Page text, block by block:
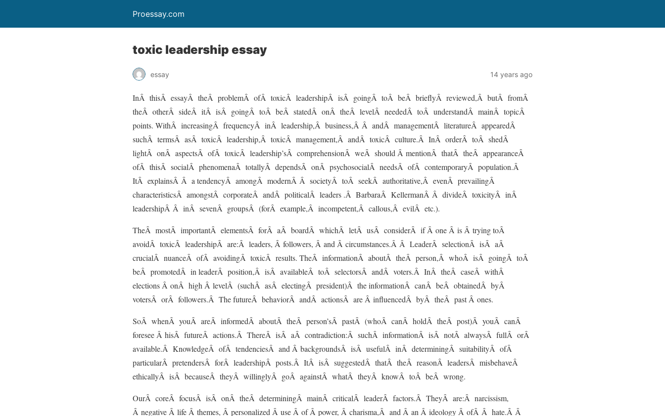
Proessay.com
toxic leadership essay
essay 14 years ago
InÂ thisÂ essayÂ theÂ problemÂ ofÂ toxicÂ leadershipÂ isÂ goingÂ toÂ beÂ brieflyÂ reviewed,Â butÂ fromÂ
theÂ otherÂ sideÂ itÂ isÂ goingÂ toÂ beÂ statedÂ onÂ theÂ levelÂ neededÂ toÂ understandÂ mainÂ topicÂ
points. WithÂ increasingÂ frequencyÂ inÂ leadership,Â business,Â Â andÂ managementÂ literatureÂ appearedÂ
suchÂ termsÂ asÂ toxicÂ leadership,Â toxicÂ management,Â andÂ toxicÂ culture.Â InÂ orderÂ toÂ shedÂ
lightÂ onÂ aspectsÂ ofÂ toxicÂ leadership’sÂ comprehensionÂ weÂ should Â mentionÂ thatÂ theÂ appearanceÂ
ofÂ thisÂ socialÂ phenomenaÂ totallyÂ dependsÂ onÂ psychosocialÂ needsÂ ofÂ contemporaryÂ population.Â
ItÂ explainsÂ Â a tendencyÂ amongÂ modernÂ Â societyÂ toÂ seekÂ authoritative,Â evenÂ prevailingÂ
characteristicsÂ amongstÂ corporateÂ andÂ politicalÂ leaders .Â BarbaraÂ KellermanÂ Â divideÂ toxicityÂ inÂ
leadershipÂ Â inÂ sevenÂ groupsÂ (forÂ example,Â incompetent,Â callous,Â evilÂ etc.).
TheÂ mostÂ importantÂ elementsÂ forÂ aÂ boardÂ whichÂ letÂ usÂ considerÂ if Â one Â is Â trying toÂ
avoidÂ toxicÂ leadershipÂ are:Â leaders, Â followers, Â and Â circumstances.Â Â LeaderÂ selectionÂ isÂ aÂ
crucialÂ nuanceÂ ofÂ avoidingÂ toxicÂ results. TheÂ informationÂ aboutÂ theÂ person,Â whoÂ isÂ goingÂ toÂ
beÂ promotedÂ in leaderÂ position,Â isÂ availableÂ toÂ selectorsÂ andÂ voters.Â InÂ theÂ caseÂ withÂ
elections Â onÂ high Â levelÂ (suchÂ asÂ electingÂ president)Â the informationÂ canÂ beÂ obtainedÂ byÂ
votersÂ orÂ followers.Â The futureÂ behaviorÂ andÂ actionsÂ are Â influencedÂ byÂ theÂ past Â ones.
SoÂ whenÂ youÂ areÂ informedÂ aboutÂ theÂ person’sÂ pastÂ (whoÂ canÂ holdÂ theÂ post)Â youÂ canÂ
foresee Â hisÂ futureÂ actions.Â ThereÂ isÂ aÂ contradiction:Â suchÂ informationÂ isÂ notÂ alwaysÂ fullÂ orÂ
available.Â KnowledgeÂ ofÂ tendenciesÂ and Â backgroundsÂ isÂ usefulÂ inÂ determiningÂ suitabilityÂ ofÂ
particularÂ pretendersÂ forÂ leadershipÂ posts.Â ItÂ isÂ suggestedÂ thatÂ theÂ reasonÂ leadersÂ misbehaveÂ
ethicallyÂ isÂ becauseÂ theyÂ willinglyÂ goÂ againstÂ whatÂ theyÂ knowÂ toÂ beÂ wrong.
OurÂ coreÂ focusÂ isÂ onÂ theÂ determiningÂ mainÂ criticalÂ leaderÂ factors.Â TheyÂ are:Â narcissism,
Â negative Â life Â themes, Â personalized Â use Â of Â power, Â charisma,Â and Â an Â ideology Â ofÂ Â hate.Â Â